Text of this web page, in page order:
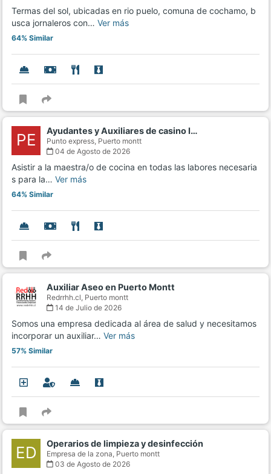
Termas del sol, ubicadas en rio puelo, comuna de cochamo, b
usca jornaleros con… Ver más
64% Similar
PE Ayudantes y Auxiliares de casino I…
Punto express, Puerto montt
04 de Agosto de 2026
Asistir a la maestra/o de cocina en todas las labores necesaria
s para la… Ver más
64% Similar
Auxiliar Aseo en Puerto Montt
Redrrhh.cl, Puerto montt
14 de Julio de 2026
Somos una empresa dedicada al área de salud y necesitamos
incorporar un auxiliar… Ver más
57% Similar
ED Operarios de limpieza y desinfección
Empresa de la zona, Puerto montt
03 de Agosto de 2026